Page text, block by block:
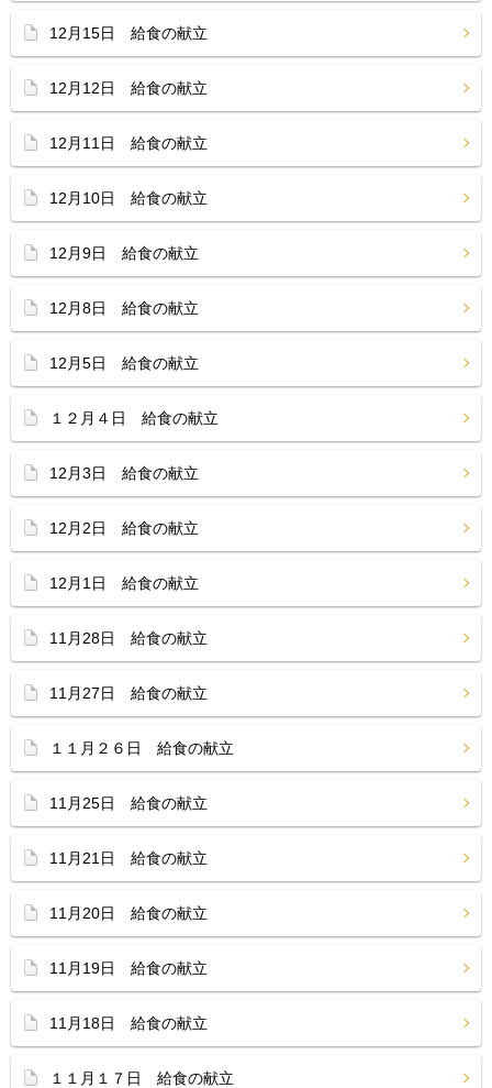
12月15日 給食の献立
12月12日 給食の献立
12月11日 給食の献立
12月10日 給食の献立
12月9日 給食の献立
12月8日 給食の献立
12月5日 給食の献立
１２月４日 給食の献立
12月3日 給食の献立
12月2日 給食の献立
12月1日 給食の献立
11月28日 給食の献立
11月27日 給食の献立
１１月２６日 給食の献立
11月25日 給食の献立
11月21日 給食の献立
11月20日 給食の献立
11月19日 給食の献立
11月18日 給食の献立
１１月１７日 給食の献立